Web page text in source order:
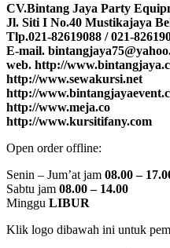
CV.Bintang Jaya Party
Jl. Siti I No.40 Mustikajaya
Tlp.021-82619088 / 021-
E-mail.
web. http://
http://www.sewakursi.net
http://
http://www.meja.co
http://www.kursitifany.com
Open order offline:
Senin – Jum’at jam 08.00 –
Sabtu jam 08.00 – 14.00
Minggu LIBUR
Klik logo dibawah ini untuk